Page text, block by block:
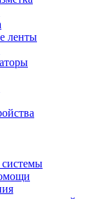
ленты